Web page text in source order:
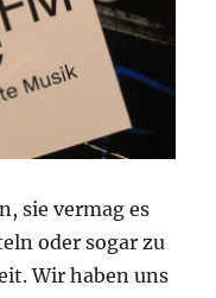
sie vermag es
oder sogar zu
Wir haben uns